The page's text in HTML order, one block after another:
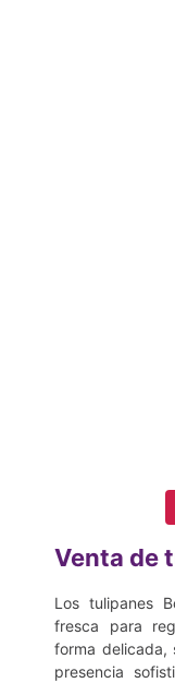
Venta de
Los tulipanes
fresca para
forma delicada,
presencia